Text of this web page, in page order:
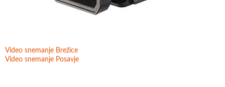
Video snemanje Brežice
Video snemanje Posavje